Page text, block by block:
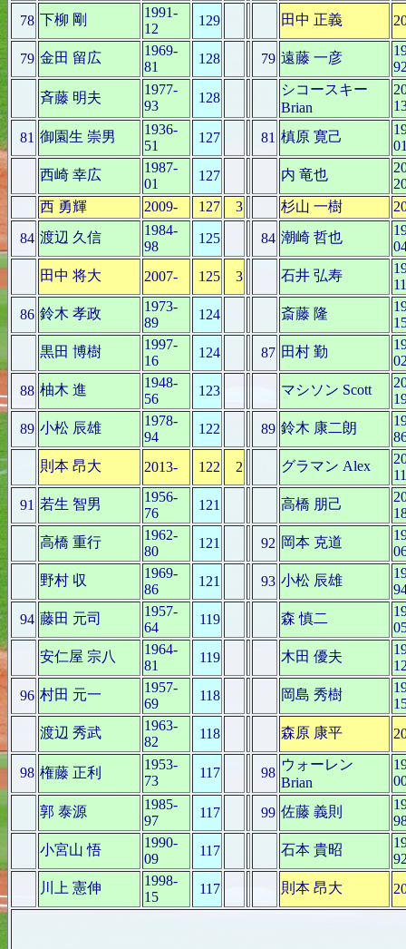
78 下柳 剛
1991-
12
129 田中 正義
79 金田 留広
1969-
81
128 79 遠藤 一彦
斉藤 明夫
1977-
93
128
シコースキー
Brian
81 御園生 崇男
1936-
51
127 81 槙原 寛己
西崎 幸広
1987-
01
127 内 竜也
西 勇輝
2009- 127 3 杉山 一樹
84 渡辺 久信
1984-
98
125 84 潮崎 哲也
田中 将大
2007- 125 3 石井 弘寿
11
86 鈴木 孝政
1973-
89
124 斎藤 隆
黒田 博樹
1997-
16
124 87 田村 勤
88 柚木 進
1948-
56
123 マシソン Scott
89 小松 辰雄
1978-
94
122 89 鈴木 康二朗
則本 昂大
2013- 122 2 グラマン Alex
11
91 若生 智男
1956-
76
121 高橋 朋己
高橋 重行
1962-
80
121 92 岡本 克道
野村 収
1969-
86
121 93 小松 辰雄
94 藤田 元司
1957-
64
119 森 慎二
安仁屋 宗八
1964-
81
119 木田 優夫
96 村田 元一
1957-
69
118 岡島 秀樹
渡辺 秀武
1963-
82
118 森原 康平
98 権藤 正利
1953-
73
117 98
ウォーレン
Brian
郭 泰源
1985-
97
117 99 佐藤 義則
小宮山 悟
1990-
09
117 石本 貴昭
川上 憲伸
1998-
15
117 則本 昂大